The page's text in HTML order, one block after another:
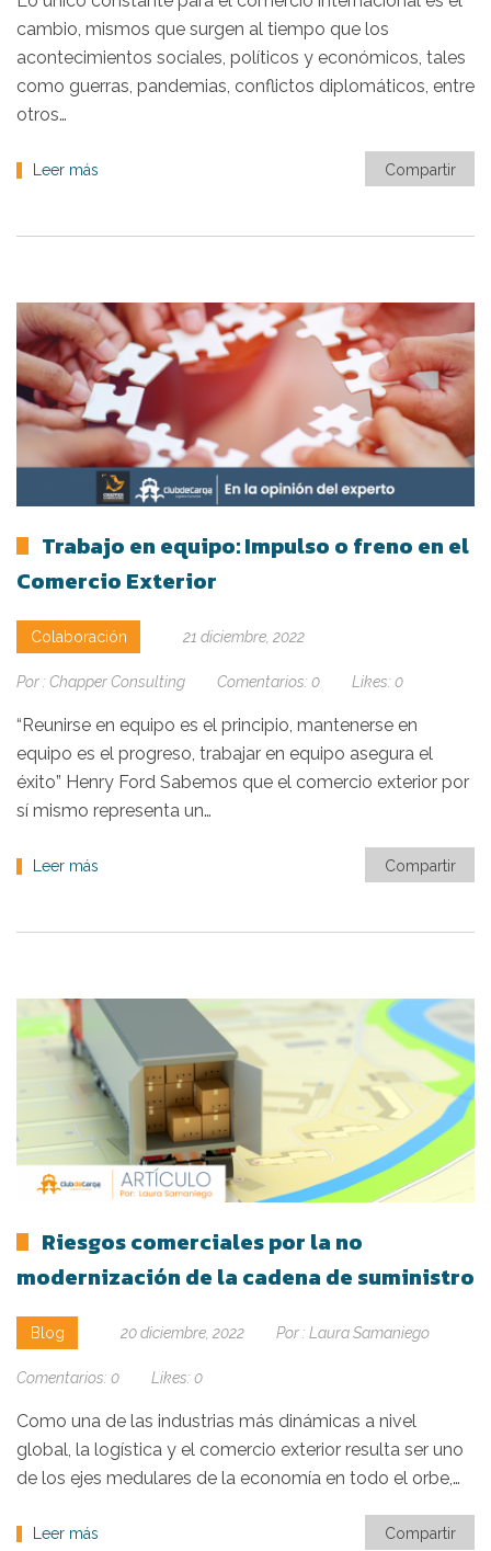
cambio, mismos que surgen al tiempo que los
acontecimientos sociales, políticos y económicos, tales
como guerras, pandemias, conflictos diplomáticos, entre
otros…
Leer más Compartir
Trabajo en equipo: Impulso o freno en el
Comercio Exterior
Colaboración 21 diciembre, 2022
Por : Chapper Consulting Comentarios: 0 Likes: 0
“Reunirse en equipo es el principio, mantenerse en
equipo es el progreso, trabajar en equipo asegura el
éxito” Henry Ford Sabemos que el comercio exterior por
sí mismo representa un…
Leer más Compartir
Riesgos comerciales por la no
modernización de la cadena de suministro
Blog 20 diciembre, 2022 Por : Laura Samaniego
Comentarios: 0 Likes: 0
Como una de las industrias más dinámicas a nivel
global, la logística y el comercio exterior resulta ser uno
de los ejes medulares de la economía en todo el orbe,…
Leer más Compartir